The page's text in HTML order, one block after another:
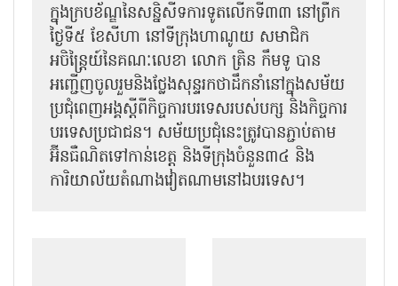
ក្នុងក្របខ័ណ្ឌនៃសន្និសីទការទូតលើកទី៣៣ នៅព្រឹក
ថ្ងៃទី៥ ខែសីហា នៅទីក្រុងហាណូយ សមាជិក
អចិន្ត្រៃយ៍នៃគណៈលេខា លោក ត្រិន កឹម​ទូ បាន
អញ្ជើញ​ចូលរួមនិងថ្លែងសុន្ទរកថាដឹកនាំនៅក្នុងសម័យ
ប្រជុំពេញអង្គស្តីពី​​កិច្ច​ការបរទេសរបស់​បក្ស និងកិច្ច​ការ
បរទេស​ប្រជាជន។ សម័យប្រជុំនេះត្រូវបានភ្ជាប់តាម
អ៊ីនធឺណិតទៅកាន់ខេត្ត និងទីក្រុងចំនួន៣៤ និង
ការិយាល័យតំណាងវៀតណាមនៅឯ​បរទេស។